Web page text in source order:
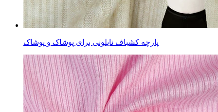
پارچه کشباف نایلونی برای پوشاک و پوشاک